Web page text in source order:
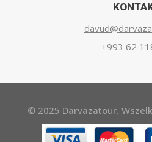
+993 62
© 2025 Darvazatour.